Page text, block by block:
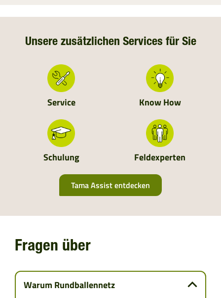
SÜDDEUTSCHLAND
DEUTSCHLAND
NIEDERLANDE
SCHWEIZ
MOLDAVIEN
UKRAINE
ALBANIEN
BOSNIEN UND HERZEGOWINA
KROATIEN
Unsere zusätzlichen Services für Sie
Service Know How
Schulung Feldexperten
Tama Assist entdecken
Fragen über
Warum Rundballennetz